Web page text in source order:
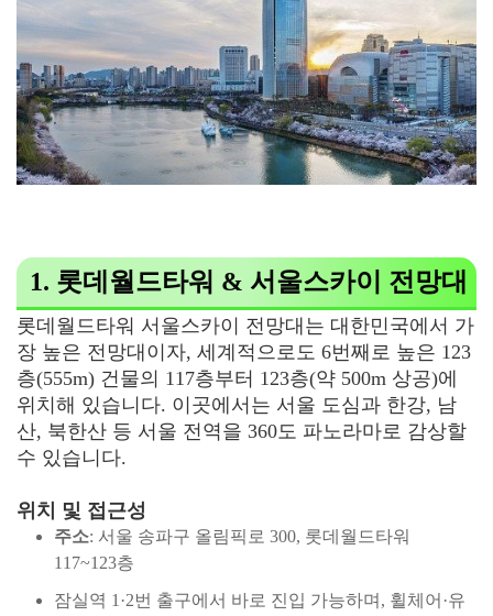
1. 롯데월드타워 & 서울스카이 전망대
롯데월드타워 서울스카이 전망대는 대한민국에서 가
장 높은 전망대이자, 세계적으로도 6번째로 높은 123
층(555m) 건물의 117층부터 123층(약 500m 상공)에
위치해 있습니다. 이곳에서는 서울 도심과 한강, 남
산, 북한산 등 서울 전역을 360도 파노라마로 감상할
수 있습니다.
위치 및 접근성
주소: 서울 송파구 올림픽로 300, 롯데월드타워
117~123층
잠실역 1·2번 출구에서 바로 진입 가능하며, 휠체어·유